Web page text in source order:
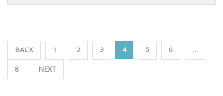
Paginazione
degli
articoli
BACK 1 2 3 4 5 6 …
8 NEXT